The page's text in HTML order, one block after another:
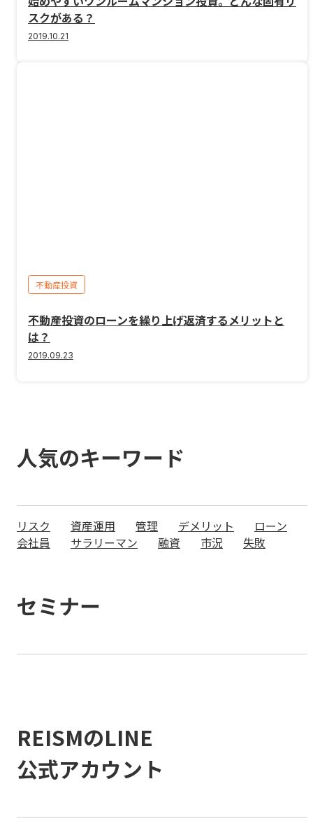
スクがある？
2019.10.21
不動産投資
不動産投資のローンを繰り上げ返済するメリットと
は？
2019.09.23
人気のキーワード
リスク 資産運用 管理 デメリット
ローン
会社員
サラリーマン 融資 市況 失敗
セミナー
REISMのLINE
公式アカウント